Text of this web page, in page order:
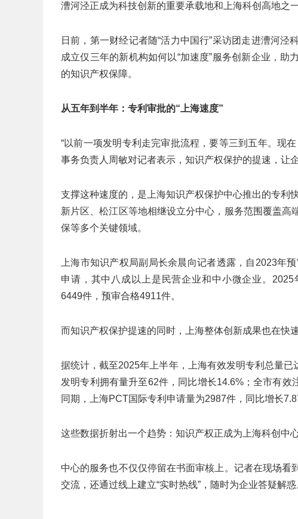
漕河泾正成为科技创新的重要承载地和上海科创高地之一
日前，第一财经记者随“活力中国行”采访团走进漕河
成立仅三年的新机构如何以“加速度”服务创新企业，
的知识产权保障。
从五年到半年：专利审批的“上海速度”
“以前一项发明专利走完审批流程，要等三到五年。现
事务负责人周敏对记者表示，知识产权保护的提速，让
支撑这种速度的，是上海知识产权保护中心推出的专利
新片区、松江区等地相继设立分中心，服务范围覆盖
保等多个关键领域。
上海市知识产权局副局长余晨向记者透露，自2023年
申请，其中八成以上是民营企业和中小微企业。
6449件，预审合格4911件。
而知识产权保护提速的同时，上海整体创新成果也在快速
据统计，截至2025年上半年，上海有效发明专利总量
发明专利拥有量升至62件，同比增长14.6%；全市有效
同期，上海PCT国际专利申请量为2987件，同比增长
这些数据折射出一个趋势：知识产权正成为上海科创中
中心的服务也不仅仅停留在书面审核上。记者在现场
交流，还通过线上建立“实时热线”，随时为企业答疑解惑